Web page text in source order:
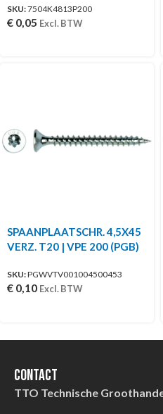
SKU:7504K4813P200
€ 0,05 Excl. BTW
SPAANPLAATSCHR. 4,5X45
VERZ. T20 | VPE 200 (PGB)
SKU:PGWVTV001004500453
€ 0,10 Excl. BTW
Contact
TTO Technische